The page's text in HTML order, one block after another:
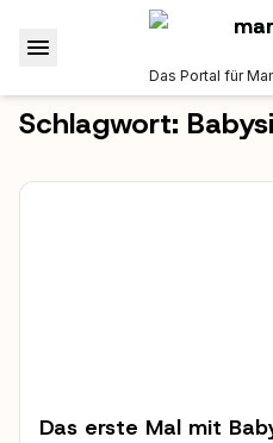
Das Portal für
Schlagwort:
Das erste Mal mit